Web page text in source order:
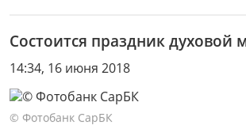
Состоится праздник духовой
14:34, 16 июня 2018
© Фотобанк СарБК